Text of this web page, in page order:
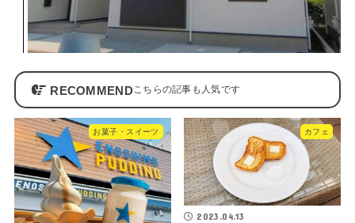
RECOMMEND
お菓子・スイーツ カフェ
2023.04.13